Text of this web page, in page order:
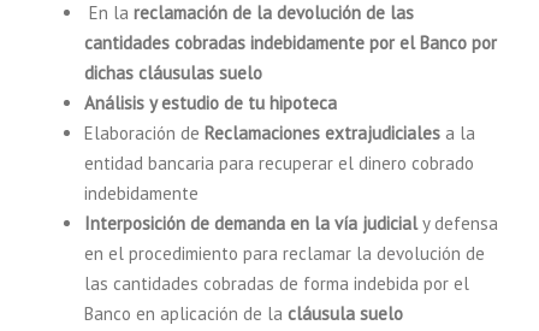
En la reclamación de la devolución de las
cantidades cobradas indebidamente por el Banco por
dichas cláusulas suelo
Análisis y estudio de tu hipoteca
Elaboración de Reclamaciones extrajudiciales a la
entidad bancaria para recuperar el dinero cobrado
indebidamente
Interposición de demanda en la vía judicialy defensa
en el procedimiento para reclamar la devolución de
las cantidades cobradas de forma indebida por el
Banco en aplicación de la cláusula suelo